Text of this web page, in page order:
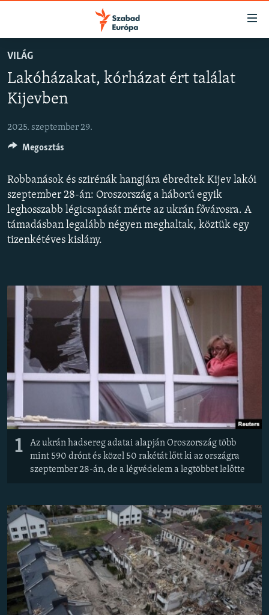
Akadálymentes
Ugrás
oldalra
Ugrás
Ugrás
keresésre
AKTUÁLIS
PODCASTOK
VIDEÓK
ELEMZŐ
NER15
SZABADON
TÁRSADALOM
DEMOKRÁCIA
VILÁG
KLÍMAVÁLTOZÁS
A MÚLT TANULSÁGAI
KÖVESSEN MINKET!
VILÁG
Lakóházakat, kórházat ért találat
Kijevben
2025. szeptember 29.
Robbanások és szirénák hangjára ébredtek Kijev lakói
szeptember 28-án: Oroszország a háború egyik
leghosszabb légicsapását mérte az ukrán fővárosra. A
támadásban legalább négyen meghaltak, köztük egy
tizenkétéves kislány.
1
Az ukrán hadsereg adatai alapján Oroszország több
mint 590 drónt és közel 50 rakétát lőtt ki az országra
szeptember 28-án, de a légvédelem a legtöbbet lelőtte
Megosztás
Feliratkozás